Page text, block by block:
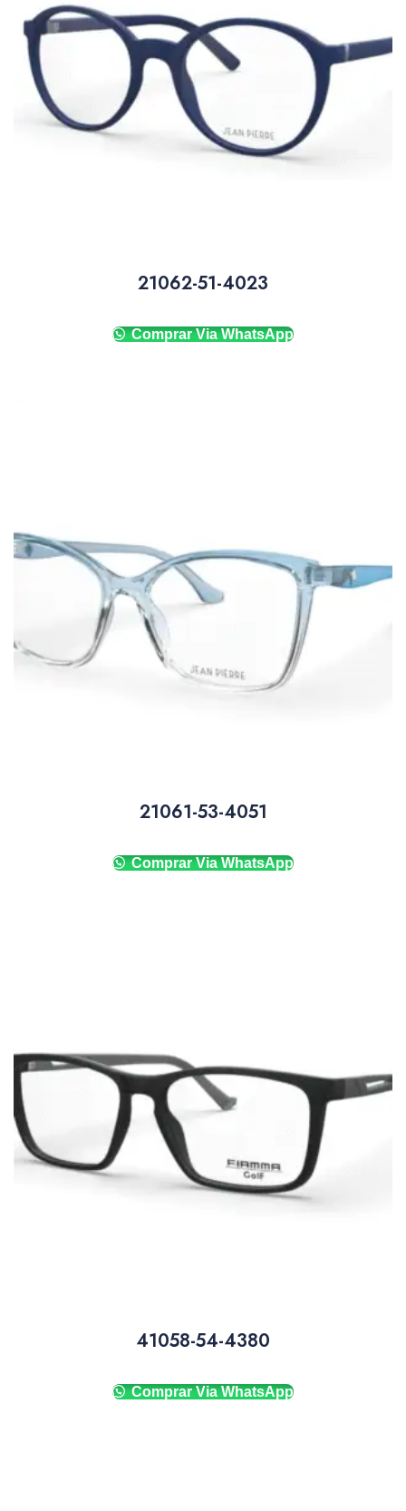
21062-51-4023
Comprar Via WhatsApp
21061-53-4051
Comprar Via WhatsApp
41058-54-4380
Comprar Via WhatsApp